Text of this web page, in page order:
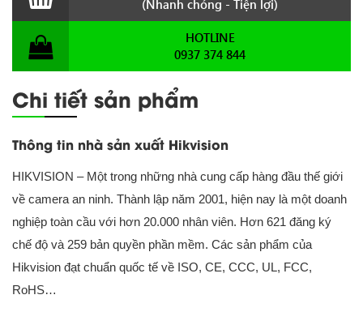
(Nhanh chóng - Tiện lợi)
HOTLINE
0937 374 844
Chi tiết sản phẩm
Thông tin nhà sản xuất Hikvision
HIKVISION – Một trong những nhà cung cấp hàng đầu thế giới
về camera an ninh. Thành lập năm 2001, hiện nay là một doanh
nghiệp toàn cầu với hơn 20.000 nhân viên. Hơn 621 đăng ký
chế độ và 259 bản quyền phần mềm. Các sản phẩm của
Hikvision đạt chuẩn quốc tế về ISO, CE, CCC, UL, FCC,
RoHS…